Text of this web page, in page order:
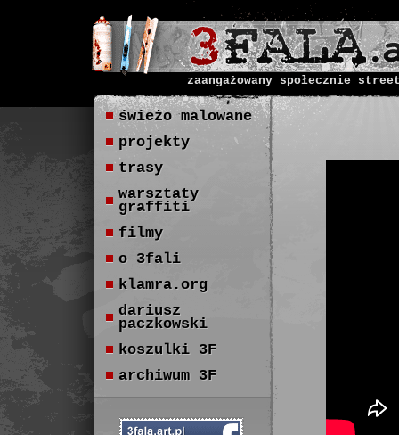
zaangażowany społecznie
świeżo malowane
projekty
trasy
warsztaty
graffiti
filmy
o 3fali
klamra.org
dariusz
paczkowski
koszulki 3F
archiwum 3F